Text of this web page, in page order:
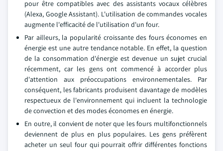
pour être compatibles avec des assistants vocaux célèbres
(Alexa, Google Assistant). L'utilisation de commandes vocales
augmente l'efficacité de l'utilisation d'un four.
Par ailleurs, la popularité croissante des fours économes en
énergie est une autre tendance notable. En effet, la question
de la consommation d'énergie est devenue un sujet crucial
récemment, car les gens ont commencé à accorder plus
d'attention aux préoccupations environnementales. Par
conséquent, les fabricants produisent davantage de modèles
respectueux de l'environnement qui incluent la technologie
de convection et des modes économes en énergie.
En outre, il convient de noter que les fours multifonctionnels
deviennent de plus en plus populaires. Les gens préfèrent
acheter un seul four qui pourrait offrir différentes fonctions